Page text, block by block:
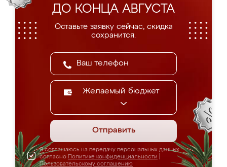
ДО КОНЦА АВГУСТА
Оставьте заявку сейчас, скидка
сохранится.
Желаемый бюджет
Отправить
Я соглашаюсь на передачу персональных данных
согласно Политике конфиденциальности
Пользовательскому соглашению